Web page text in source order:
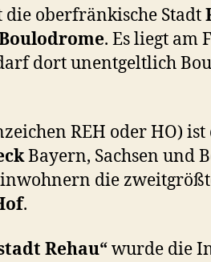
die oberfränkische Stadt
. Es liegt am
dort unentgeltlich
REH oder HO)
Bayern, Sachsen und
die
.
Rehau“wurde die